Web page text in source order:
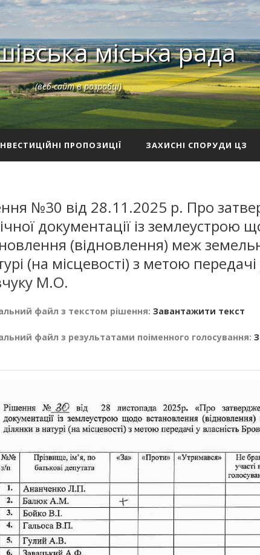
міська рада
(веб-сайт в розробці)
ПРОПОЗИЦІЇ ЗАХИСНІ СПОРУДИ ЦЗ
№30 від 28.11.2025 р. Про
документації із землеустрою
(відновлення) меж
(на місцевості) з метою передачі
М.О.
файл з текстом рішення: Завантажити текст
файл з результатами поіменного голосування: